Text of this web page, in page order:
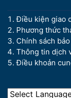
Điều kiện giao
Phương thức
Chính sách
Thông tin dịch
Điều khoản